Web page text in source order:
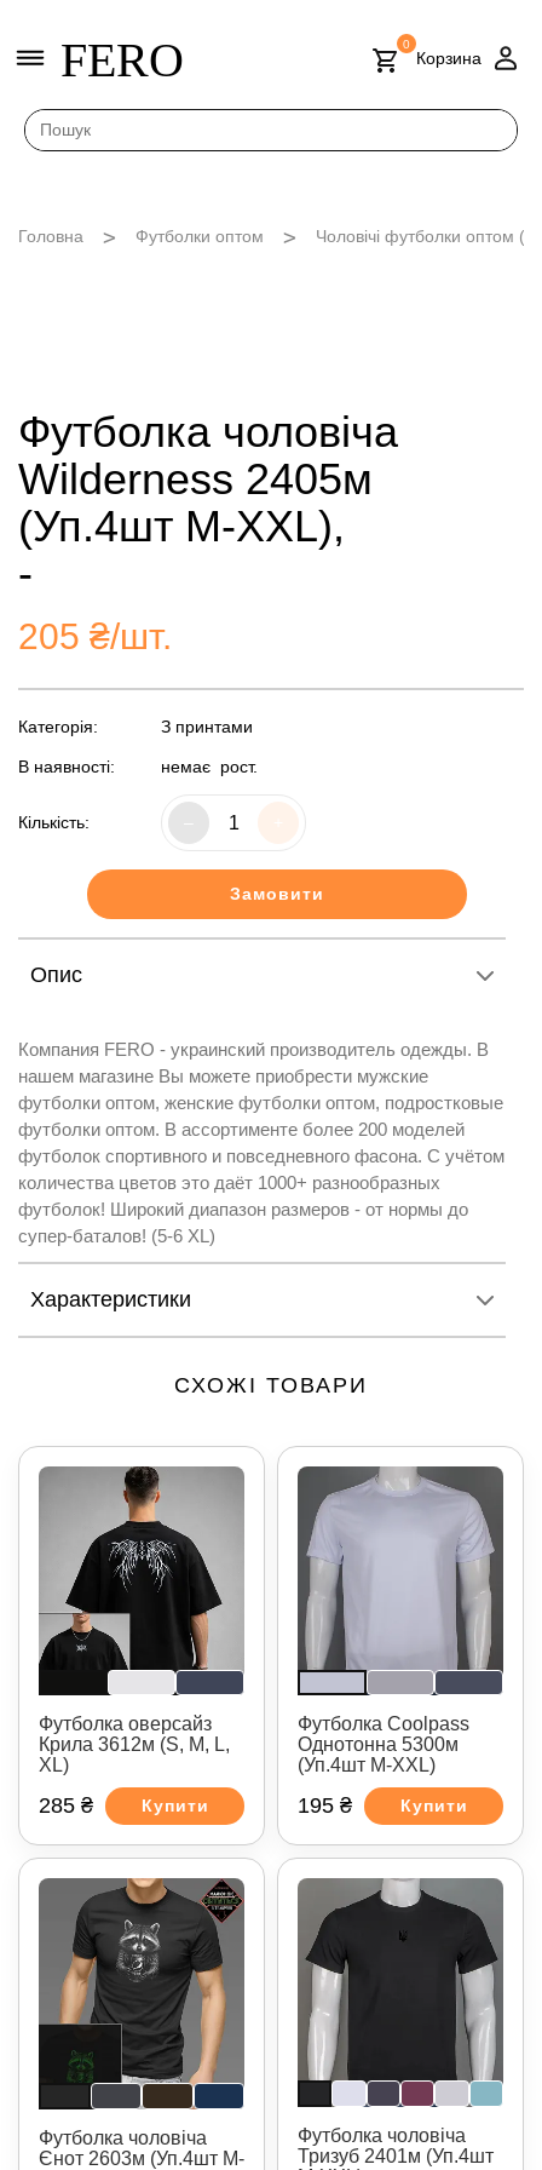
FERO 0
Корзина
Головна Футболки оптом Чоловічі футболки оптом
Футболка чоловіча
Wilderness 2405м
(Уп.4шт M-XXL),
-
205 ₴/шт.
Категорія: З принтами
В наявності: немає рост.
Кількість:
Замовити
Опис
Компания FERO - украинский производитель одежды. В
нашем магазине Вы можете приобрести мужские
футболки оптом, женские футболки оптом, подростковые
футболки оптом. В ассортименте более 200 моделей
футболок спортивного и повседневного фасона. С учётом
количества цветов это даёт 1000+ разнообразных
футболок! Широкий диапазон размеров - от нормы до
супер-баталов! (5-6 XL)
Характеристики
СХОЖІ ТОВАРИ
Футболка оверсайз
Крила 3612м (S, M, L,
XL)
285 ₴ Купити
Футболка Coolpass
Однотонна 5300м
(Уп.4шт M-XXL)
195 ₴ Купити
Футболка чоловіча
Єнот 2603м (Уп.4шт M-
Футболка чоловіча
Тризуб 2401м (Уп.4шт